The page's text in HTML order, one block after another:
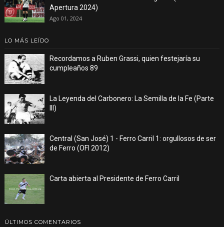
Apertura 2024)
Ago 01, 2024
LO MÁS LEÍDO
Recordamos a Ruben Grassi, quien festejaría su
cumpleaños 89
La Leyenda del Carbonero: La Semilla de la Fe (Parte
III)
Central (San José) 1 - Ferro Carril 1: orgullosos de ser
de Ferro (OFI 2012)
Carta abierta al Presidente de Ferro Carril
ÚLTIMOS COMENTARIOS